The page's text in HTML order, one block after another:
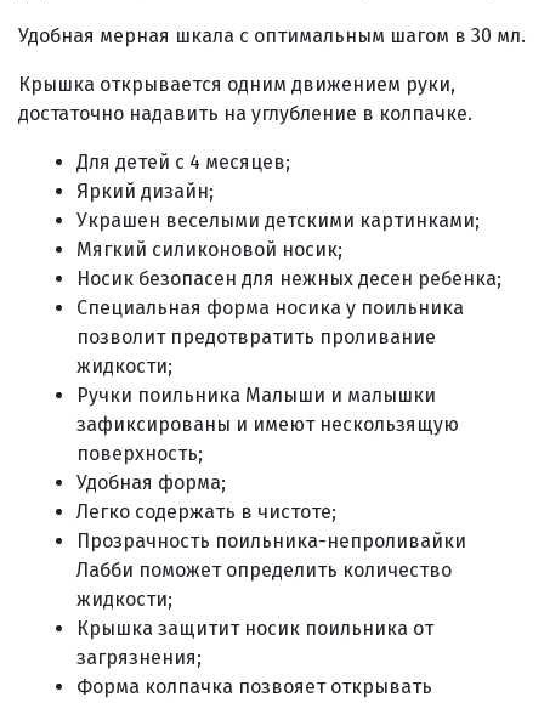
Удобная мерная шкала с оптимальным шагом в 30 мл.
Крышка открывается одним движением руки,
достаточно надавить на углубление в колпачке.
Для детей с 4 месяцев;
Яркий дизайн;
Украшен веселыми детскими картинками;
Мягкий силиконовой носик;
Носик безопасен для нежных десен ребенка;
Специальная форма носика у поильника
позволит предотвратить проливание
жидкости;
Ручки поильника Малыши и малышки
зафиксированы и имеют нескользящую
поверхность;
Удобная форма;
Легко содержать в чистоте;
Прозрачность поильника-непроливайки
Лабби поможет определить количество
жидкости;
Крышка защитит носик поильника от
загрязнения;
Форма колпачка позвояет открывать